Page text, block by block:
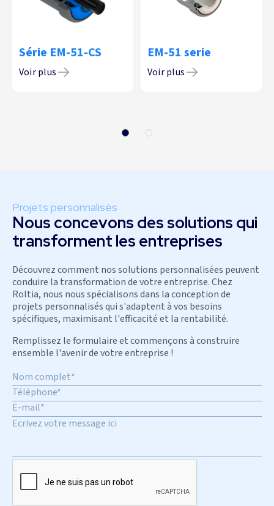
Série EM-51-CS
Voir plus
EM-51 serie
Voir plus
Projets personnalisés
Nous concevons des solutions qui
transforment les entreprises
Découvrez comment nos solutions personnalisées peuvent
conduire la transformation de votre entreprise. Chez
Roltia, nous nous spécialisons dans la conception de
projets personnalisés qui s'adaptent à vos besoins
spécifiques, maximisant l'efficacité et la rentabilité.
Remplissez le formulaire et commençons à construire
ensemble l'avenir de votre entreprise !